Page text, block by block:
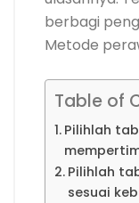
berbagi
Metode
Table of
Pilihlah
Pilihlah
sesuai